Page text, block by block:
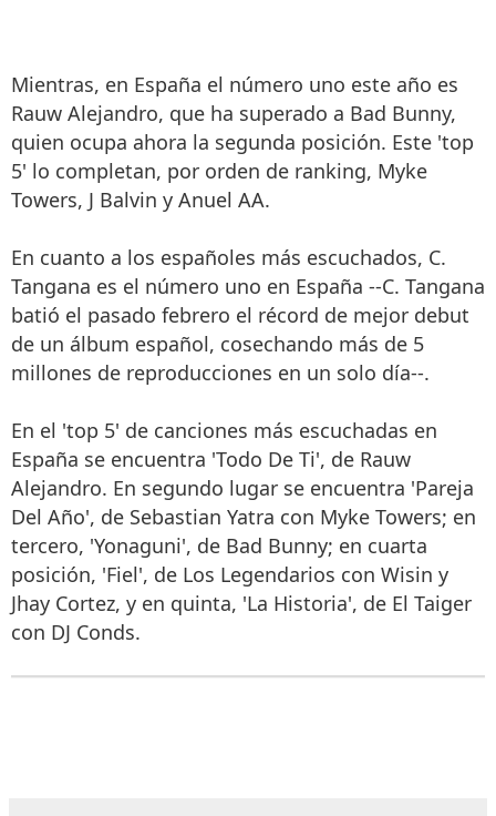
Mientras, en España el número uno este año es
Rauw Alejandro, que ha superado a Bad Bunny,
quien ocupa ahora la segunda posición. Este 'top
5' lo completan, por orden de ranking, Myke
Towers, J Balvin y Anuel AA.
En cuanto a los españoles más escuchados, C.
Tangana es el número uno en España --C. Tangana
batió el pasado febrero el récord de mejor debut
de un álbum español, cosechando más de 5
millones de reproducciones en un solo día--.
En el 'top 5' de canciones más escuchadas en
España se encuentra 'Todo De Ti', de Rauw
Alejandro. En segundo lugar se encuentra 'Pareja
Del Año', de Sebastian Yatra con Myke Towers; en
tercero, 'Yonaguni', de Bad Bunny; en cuarta
posición, 'Fiel', de Los Legendarios con Wisin y
Jhay Cortez, y en quinta, 'La Historia', de El Taiger
con DJ Conds.